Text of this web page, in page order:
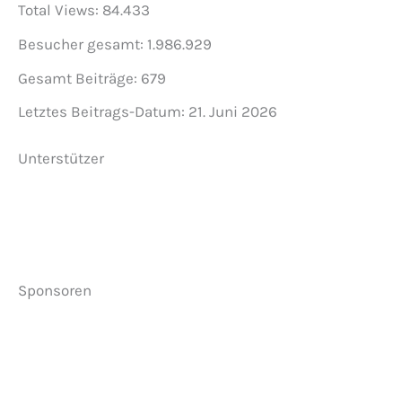
Total Views: 84.433
Besucher gesamt: 1.986.929
Gesamt Beiträge: 679
Letztes Beitrags-Datum: 21. Juni 2026
Unterstützer
Sponsoren